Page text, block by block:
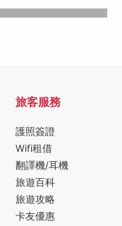
旅客服務
護照簽證
Wifi租借
翻譯機/耳機
旅遊百科
旅遊攻略
卡友優惠